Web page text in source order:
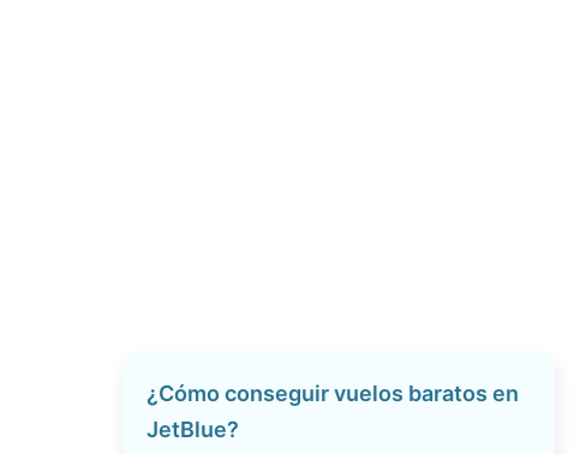
¿Cómo conseguir vuelos baratos en
JetBlue?